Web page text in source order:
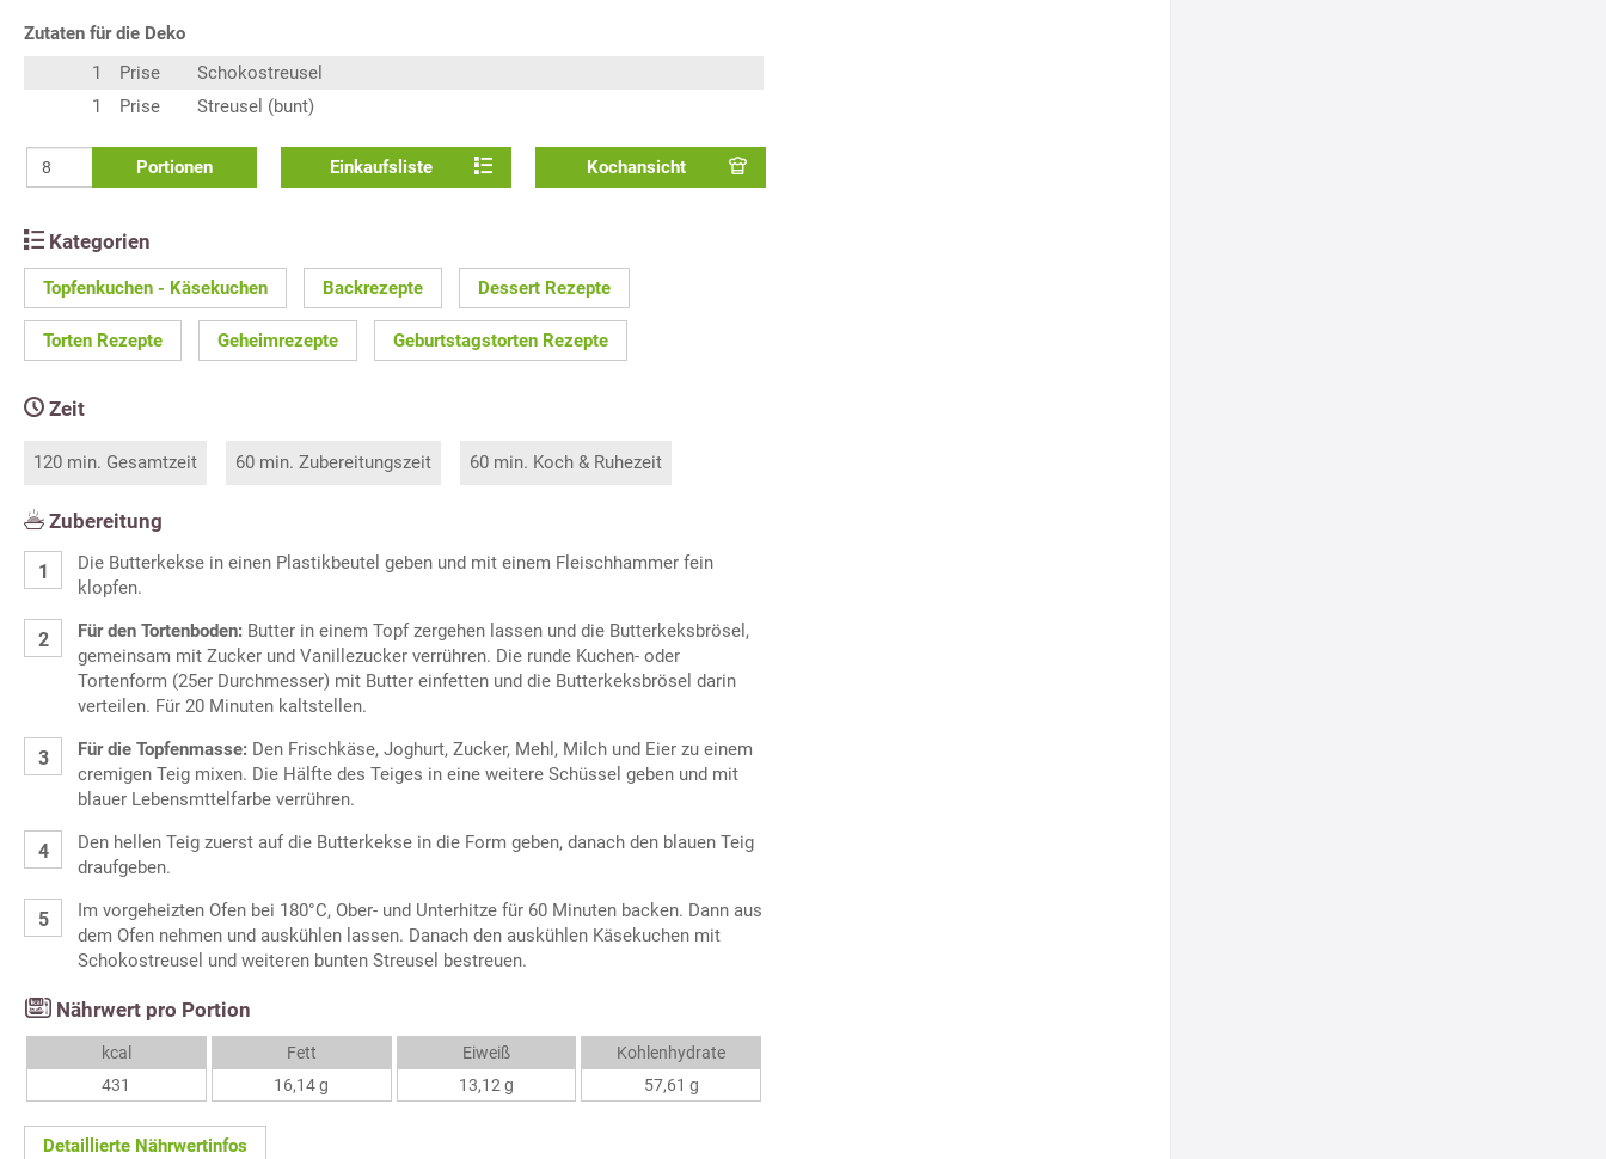
Zutaten für die Deko
1
Prise
Schokostreusel
1
Prise Streusel (bunt)
Portionen Einkaufsliste Kochansicht
Kategorien
Topfenkuchen - Käsekuchen Backrezepte Dessert Rezepte
Torten Rezepte Geheimrezepte Geburtstagstorten Rezepte
Zeit
120 min. Gesamtzeit 60 min. Zubereitungszeit 60 min. Koch & Ruhezeit
Zubereitung
Die Butterkekse in einen Plastikbeutel geben und mit einem Fleischhammer fein
klopfen.
Für den Tortenboden: Butter in einem Topf zergehen lassen und die Butterkeksbrösel,
gemeinsam mit Zucker und Vanillezucker verrühren. Die runde Kuchen- oder
Tortenform (25er Durchmesser) mit Butter einfetten und die Butterkeksbrösel darin
verteilen. Für 20 Minuten kaltstellen.
Für die Topfenmasse: Den Frischkäse, Joghurt, Zucker, Mehl, Milch und Eier zu einem
cremigen Teig mixen. Die Hälfte des Teiges in eine weitere Schüssel geben und mit
blauer Lebensmttelfarbe verrühren.
Den hellen Teig zuerst auf die Butterkekse in die Form geben, danach den blauen Teig
draufgeben.
Im vorgeheizten Ofen bei 180°C, Ober- und Unterhitze für 60 Minuten backen. Dann aus
dem Ofen nehmen und auskühlen lassen. Danach den auskühlen Käsekuchen mit
Schokostreusel und weiteren bunten Streusel bestreuen.
Nährwert pro Portion
kcal
431
Fett
16,14 g
Eiweiß
13,12 g
Kohlenhydrate
57,61 g
Detaillierte Nährwertinfos